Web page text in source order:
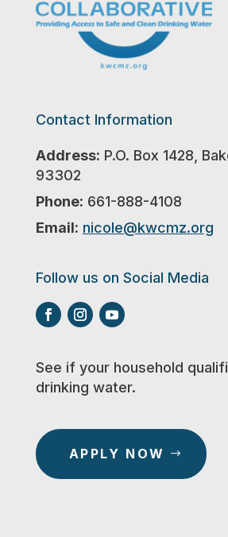
Contact Information
Address: P.O. Box 1428,
93302
Phone: 661-888-4108
Email: nicole@kwcmz.org
Follow us on Social Media
See if your household
drinking water.
APPLY NOW